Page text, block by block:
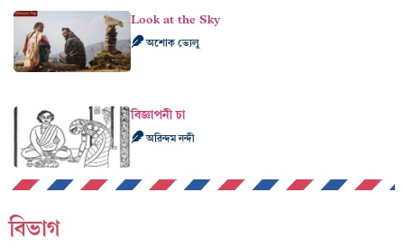
Look at the Sky
অশোক ভ্যেলু
বিজ্ঞাপনী চা
অরিন্দম নন্দী
বিভাগ